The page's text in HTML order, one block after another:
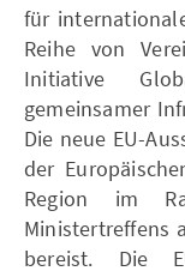
für
Reihe von
Initiative
gemeinsamer
Die neue EU-
der
Region im
Ministertreffens
bereist. Die